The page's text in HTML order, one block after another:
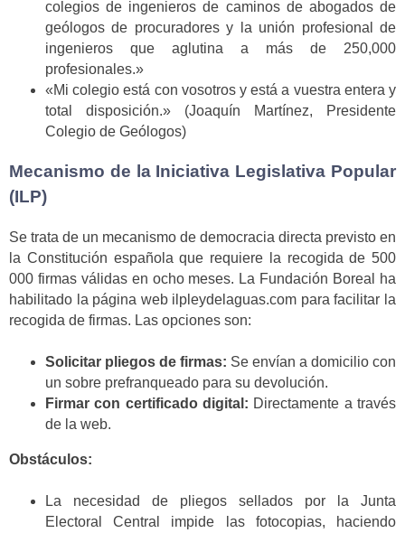
colegios de ingenieros de caminos de abogados de
geólogos de procuradores y la unión profesional de
ingenieros que aglutina a más de 250,000
profesionales.»
«Mi colegio está con vosotros y está a vuestra entera y
total disposición.» (Joaquín Martínez, Presidente
Colegio de Geólogos)
Mecanismo de la Iniciativa Legislativa Popular
(ILP)
Se trata de un mecanismo de democracia directa previsto en
la Constitución española que requiere la recogida de 500
000 firmas válidas en ocho meses. La Fundación Boreal ha
habilitado la página web ilpleydelaguas.com para facilitar la
recogida de firmas. Las opciones son:
Solicitar pliegos de firmas: Se envían a domicilio con
un sobre prefranqueado para su devolución.
Firmar con certificado digital: Directamente a través
de la web.
Obstáculos:
La necesidad de pliegos sellados por la Junta
Electoral Central impide las fotocopias, haciendo